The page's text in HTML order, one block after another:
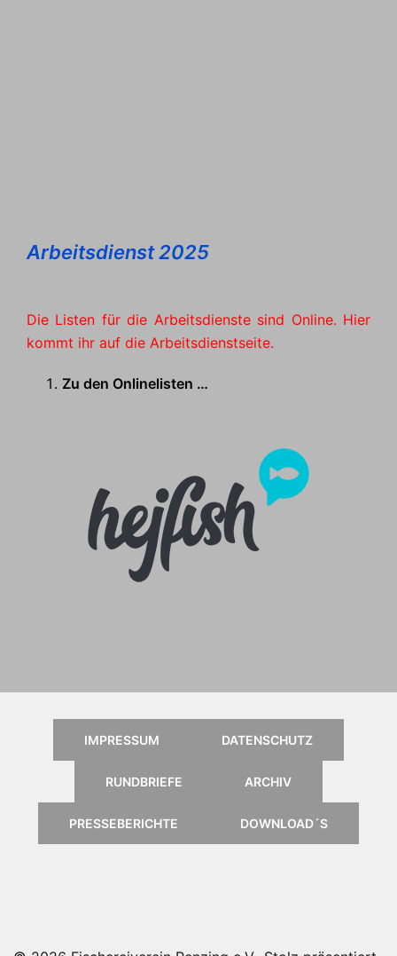
Arbeitsdienst 2025
Die Listen für die Arbeitsdienste sind Online. Hier
kommt ihr auf die Arbeitsdienstseite.
Zu den Onlinelisten …
IMPRESSUM DATENSCHUTZ
RUNDBRIEFE ARCHIV
PRESSEBERICHTE DOWNLOAD´S